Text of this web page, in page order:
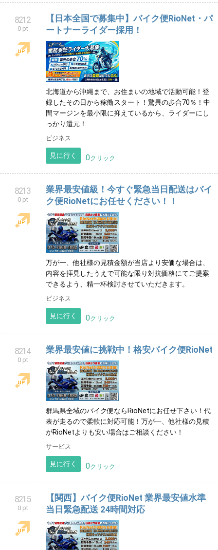
8212
0 pt
【日本全国で募集中】バイク便RioNet・パ
ートナーライダー採用！
北海道から沖縄まで、お住まいの地域で活動可能！登
録したその日から稼働スタート！驚異の歩合70％！中
間マージンを最小限に抑えているから、ライダーにし
っかり還元！
ビジネス
見に行く 0クリック
8213
0 pt
業界最安値級！今すぐ緊急当日配送はバイ
ク便RioNetにお任せください！！
万が一、他社様の見積金額が当店より安価な場合は、
内容を拝見したうえで可能な限り対抗価格にてご提案
できるよう、精一杯検討させていただきます。
ビジネス
見に行く 0クリック
8214
0 pt
業界最安値に挑戦中！格安バイク便RioNet
群馬県全域のバイク便ならRioNetにお任せ下さい！代
表が走るので柔軟に対応可能！万が一、他社様の見積
がRioNetよりも安い場合はご相談ください！
サービス
見に行く 0クリック
8215
0 pt
【関西】バイク便RioNet 業界最安値水準
当日緊急配送 24時間対応